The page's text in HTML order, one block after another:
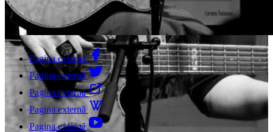
Pagina externă
Pagina externă
Pagina externă
Pagina externă
Pagina externă